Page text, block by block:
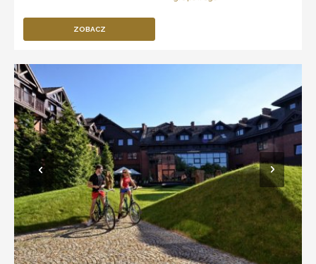
ZOBACZ